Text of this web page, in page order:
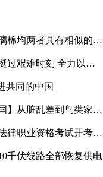
橡塑保温棉和玻璃棉均两者具有相似的性能 要选更适合自己的
山西：众志成城挺过艰难时刻 全力以赴恢复美好家园
共同的中国
【母亲河畔的中国】从脏乱差到鸟类家园 黄河滩地公园是
2021年国家统一法律职业资格考试开考 青海考生人数创新高
千伏线路全部恢复供电